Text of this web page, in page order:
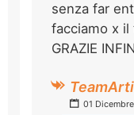
senza far
facciamo x il
GRAZIE
01